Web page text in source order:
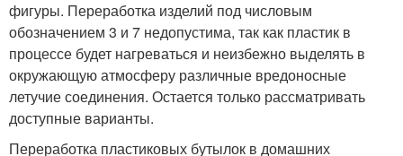
фигуры. Переработка изделий под числовым
обозначением 3 и 7 недопустима, так как пластик в
процессе будет нагреваться и неизбежно выделять в
окружающую атмосферу различные вредоносные
летучие соединения. Остается только рассматривать
доступные варианты.
Переработка пластиковых бутылок в домашних